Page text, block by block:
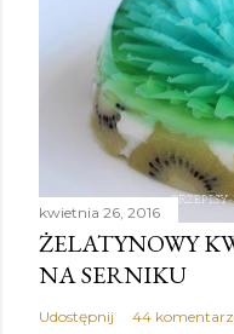
kwietnia 26, 2016
ŻELATYNOWY
NA SERNIKU
Udostępnij 44